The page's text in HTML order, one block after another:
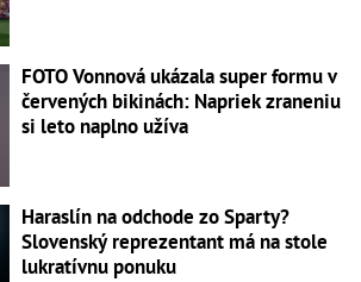
FOTO Vonnová ukázala super formu v
červených bikinách: Napriek zraneniu
si leto naplno užíva
Haraslín na odchode zo Sparty?
Slovenský reprezentant má na stole
lukratívnu ponuku